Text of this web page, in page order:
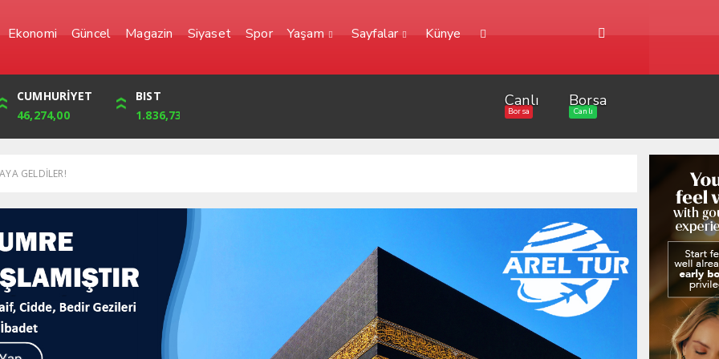
Ekonomi Güncel Magazin Siyaset Spor Yaşam Sayfalar Künye
YEN
0,0000
FRANK
CUMHURİYET
46,274,00
BIST
1.836,73
Canlı
Borsa
Borsa
Canlı
GELDİLER!